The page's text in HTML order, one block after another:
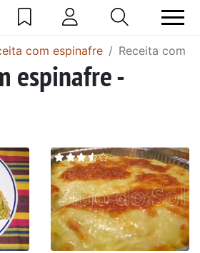
com espinafre Receita com
espinafre -